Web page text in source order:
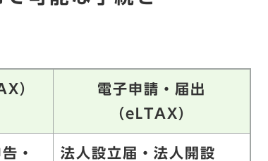
）
電子申請・届出
（ eLTAX ）
・
法人設立届・法人開設